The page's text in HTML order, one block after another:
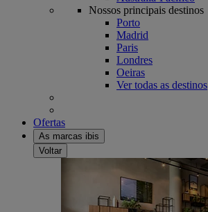
Nossos principais destinos
Porto
Madrid
Paris
Londres
Oeiras
Ver todas as destinos
Ofertas
As marcas ibis
Voltar